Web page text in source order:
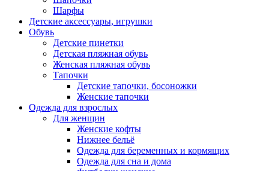
Шарфы
Детские аксессуары, игрушки
Обувь
Детские пинетки
Детская пляжная обувь
Женская пляжная обувь
Тапочки
Детские тапочки, босоножки
Женские тапочки
Одежда для взрослых
Для женщин
Женские кофты
Нижнее бельё
Одежда для беременных и кормящих
Одежда для сна и дома